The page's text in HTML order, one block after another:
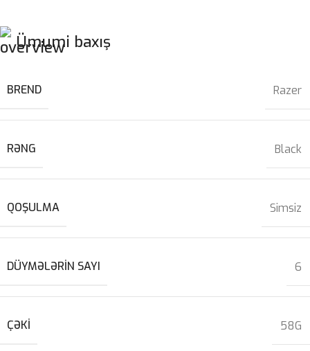
Ümumi baxış
BREND Razer
RƏNG Black
QOŞULMA Simsiz
DÜYMƏLƏRIN SAYI 6
ÇƏKI 58G